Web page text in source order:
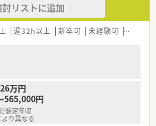
で残業もほぼない環境のため、ワーク
先にしたい方に最適です。
みたい方におすすめです。
い職場環境で、ストレスなく周囲と協調し
ている方にピッタリです。
討リストに追加
週32h以上 新卒可 未経験可 ブラン
万円
565,000円
想定年収
り異なる